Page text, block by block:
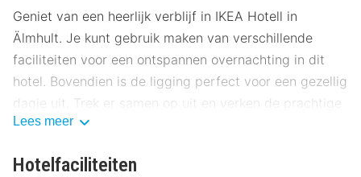
Geniet van een heerlijk verblijf in IKEA Hotell in
Älmhult. Je kunt gebruik maken van verschillende
faciliteiten voor een ontspannen overnachting in dit
hotel. Bovendien is de ligging perfect voor een gezellig
dagje uit. Trek er samen op uit en verken de prachtige
omgeving van Älmhult. Gegarandeerd een heerlijke tijd
Lees meer
Hotelfaciliteiten